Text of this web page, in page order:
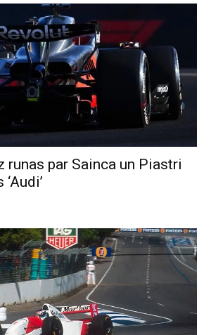
runas par Sainca un Piastri